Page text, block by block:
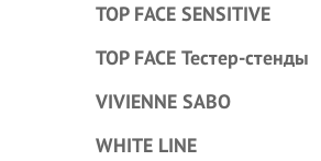
TOP FACE SENSITIVE
TOP FACE Тестер-стенды
VIVIENNE SABO
WHITE LINE